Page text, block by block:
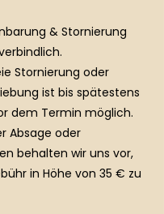
& Stornierung
Stornierung oder
ist bis spätestens
dem Termin möglich.
Absage oder
behalten wir uns vor,
in Höhe von 35 € zu